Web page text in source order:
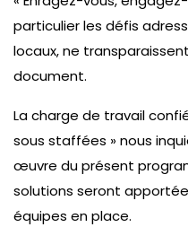
particulier les défis
locaux, ne
document.
La charge de travail
sous staffées » nous
œuvre du présent
solutions seront
équipes en place.